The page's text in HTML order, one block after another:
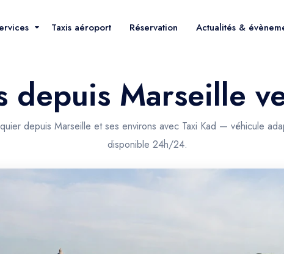
Taxis aéroport Réservation Actualités &
depuis Marseille
depuis Marseille et ses environs avec Taxi Kad — véhicule
disponible 24h/24.